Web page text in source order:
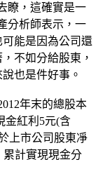
，這確實是一
分析師表示，一
能是因為公司還
不如分給股東，
也是件好事。
年末的總股本
金紅利5元(含
上市公司股東凈
累計實現現金分